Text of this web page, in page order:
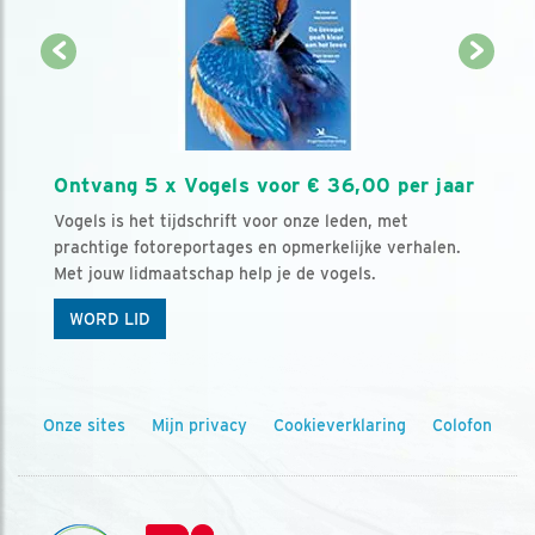
Ontvang 5 x Vogels voor € 36,00 per jaar
Vogels is het tijdschrift voor onze leden, met
prachtige fotoreportages en opmerkelijke verhalen.
Met jouw lidmaatschap help je de vogels.
WORD LID
Onze sites Mijn privacy Cookieverklaring Colofon